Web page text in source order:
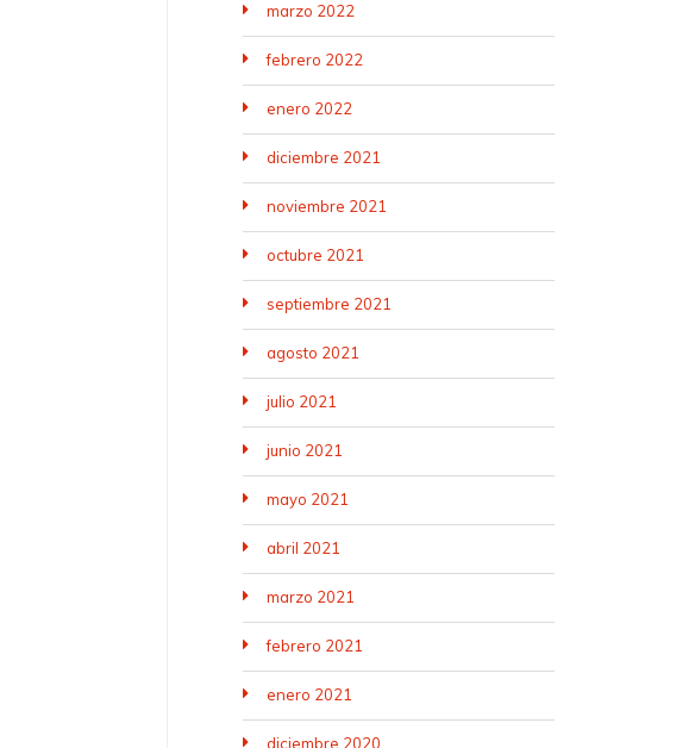
marzo 2022
febrero 2022
enero 2022
diciembre 2021
noviembre 2021
octubre 2021
septiembre 2021
agosto 2021
julio 2021
junio 2021
mayo 2021
abril 2021
marzo 2021
febrero 2021
enero 2021
diciembre 2020